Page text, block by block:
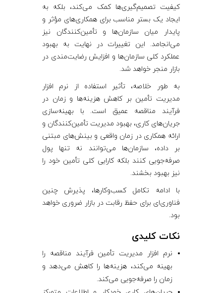
کیفیت تصمیم‌گیری‌ها کمک می‌کند، بلکه به
ایجاد یک بستر مناسب برای همکاری‌های مؤثر و
پایدار میان سازمان‌ها و تأمین‌کنندگان نیز
می‌انجامد. این تغییرات در نهایت به بهبود
عملکرد کلی سازمان‌ها و افزایش رضایت‌مندی در
بازار منجر خواهد شد.
به طور خلاصه، تأثیر استفاده از نرم ‌افزار
مدیریت تأمین بر کاهش هزینه‌ها و زمان در
فرآیند مناقصه عمیق است. با بهینه‌سازی
جریان‌های کاری، بهبود مدیریت تأمین‌کنندگان و
ارائه همکاری در زمان واقعی و بینش‌های مبتنی
بر داده، سازمان‌ها می‌توانند نه تنها پول
صرفه‌جویی کنند بلکه کارایی کلی تأمین خود را
نیز بهبود بخشند.
با ادامه تکامل کسب‌وکارها، پذیرش چنین
فناوری‌ای برای حفظ رقابت در بازار ضروری خواهد
بود.
نکات کلیدی
نرم ‌افزار مدیریت تأمین فرآیند مناقصه را
بهینه می‌کند، هزینه‌ها را کاهش می‌دهد و
زمان را صرفه‌جویی می‌کند.